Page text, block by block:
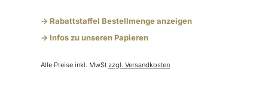
-> Rabattstaffel Bestellmenge anzeigen
-> Infos zu unseren Papieren
Alle Preise inkl. MwSt zzgl. Versandkosten